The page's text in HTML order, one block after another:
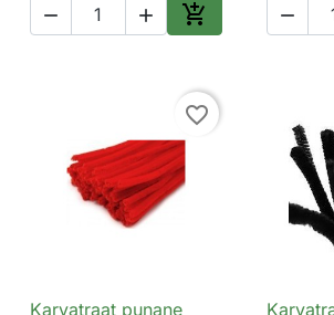
  
Lisa ostukorvi

favorite_border
Karvatraat punane